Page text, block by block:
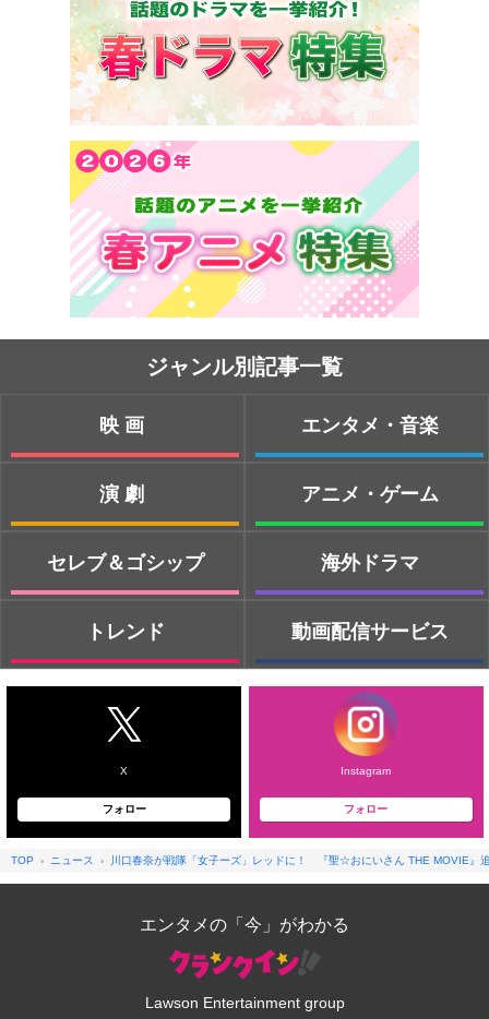
ジャンル別記事一覧
映画
演劇
セレブ＆ゴシップ
トレンド
エンタメ・音楽
アニメ・ゲーム
海外ドラマ
動画配信サービス
X
フォロー
Instagram
フォロー
TOP ニュース 川口春奈が戦隊「女子ーズ」レッドに！ 『聖☆おにいさん THE MOVIE』
エンタメの「今」がわかる
Lawson Entertainment group